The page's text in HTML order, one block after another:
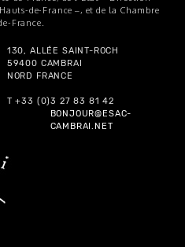
de-France –, et de la Chambre
France.
130, ALLÉE SAINT-ROCH
59400 CAMBRAI
NORD FRANCE
T +33 (0)3 27 83 81 42
BONJOUR@ESAC-
CAMBRAI.NET